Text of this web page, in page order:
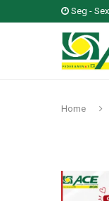
Seg -
Home